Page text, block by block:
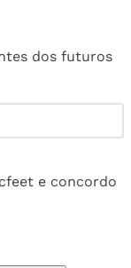
dos futuros
e concordo